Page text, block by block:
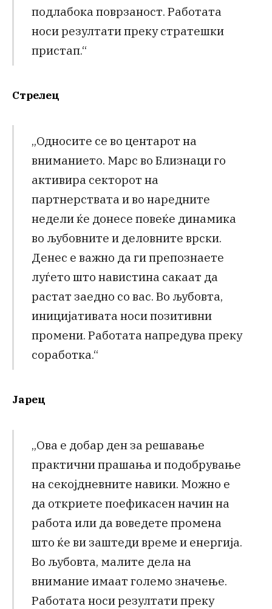
подлабока поврзаност. Работата
носи резултати преку стратешки
пристап.“
Стрелец
„Односите се во центарот на
вниманието. Марс во Близнаци го
активира секторот на
партнерствата и во наредните
недели ќе донесе повеќе динамика
во љубовните и деловните врски.
Денес е важно да ги препознаете
луѓето што навистина сакаат да
растат заедно со вас. Во љубовта,
иницијативата носи позитивни
промени. Работата напредува преку
соработка.“
Јарец
„Ова е добар ден за решавање
практични прашања и подобрување
на секојдневните навики. Можно е
да откриете поефикасен начин на
работа или да воведете промена
што ќе ви заштеди време и енергија.
Во љубовта, малите дела на
внимание имаат големо значење.
Работата носи резултати преку